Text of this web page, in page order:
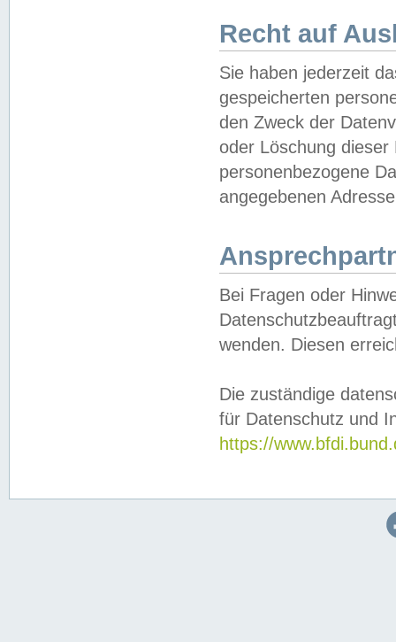
Recht auf
Sie haben jederzeit
gespeicherten
den Zweck der
oder Löschung
personenbezogene
angegebenen
Bei Fragen oder
wenden. Diesen
Die zuständige
für Datenschutz und
https://